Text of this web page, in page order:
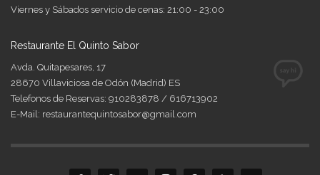
Viernes y Sábados servicio de cenas: 21:00 - 23:00
Restaurante El Quinto Sabor
Avda. Quitapesares, 17
28670 Villaviciosa de Odón (Madrid) ES
Telefonos de Reservas: 910283878 / 616713902
E-Mail: restaurantequintosabor@gmail.com